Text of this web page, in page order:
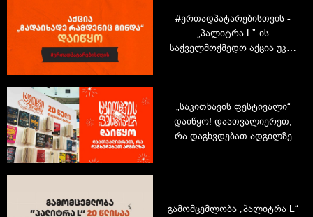
#ერთადპატარებისთვის -
„პალიტრა L”-ის
საქველმოქმედო აქცია უკვე
„საკითხავის ფესტივალი“
დაიწყო! დაათვალიერეთ,
რა დაგხვდებათ ადგილზე
გამომცემლობა „პალიტრა L“